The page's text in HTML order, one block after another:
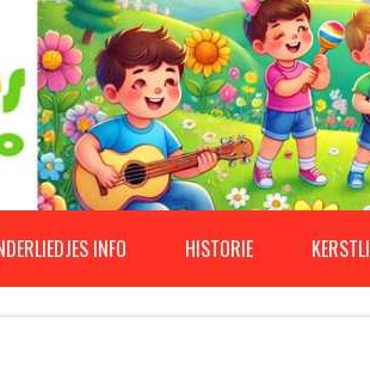
INFO HISTORIE